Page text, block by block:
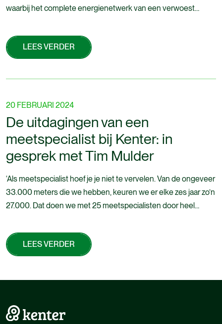
waarbij het complete energienetwerk van een verwoest
Uitvoerder/Werkverantwoordelijke Jeroen speelt hierin een
belangrijke rol. Zijn verhaal laat zien wat het betekent om bij
Kenter te werken: verantwoordelijkheid nemen,
LEES VERDER
20 FEBRUARI 2024
De uitdagingen van een
meetspecialist bij Kenter: in
gesprek met Tim Mulder
‘Als meetspecialist hoef je je niet te vervelen. Van de ongeveer
33.000 meters die we hebben, keuren we er elke zes jaar zo’n
27.000. Dat doen we met 25 meetspecialisten door heel
LEES VERDER